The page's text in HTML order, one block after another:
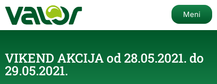
Meni
VIKEND AKCIJA od 28.05.2021. do
29.05.2021.